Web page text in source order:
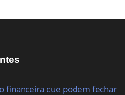
financeira que podem fechar